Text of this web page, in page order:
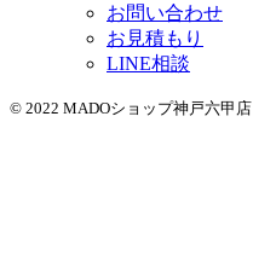
お問い合わせ
お見積もり
LINE相談
© 2022 MADOショップ神戸六甲店